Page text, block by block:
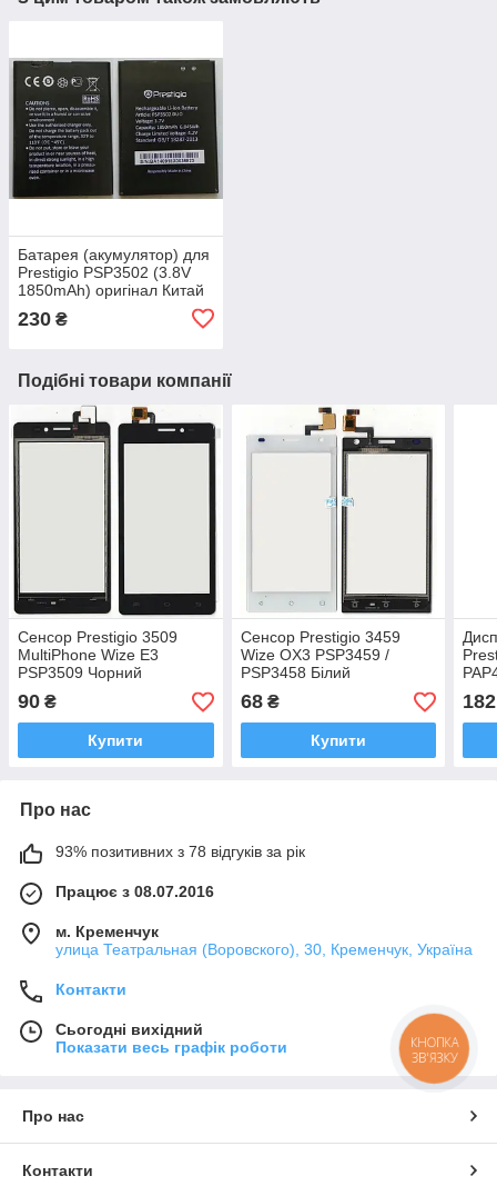
Батарея (акумулятор) для
Prestigio PSP3502 (3.8V
1850mAh) оригінал Китай
230 ₴
Подібні товари компанії
Сенсор Prestigio 3509
MultiPhone Wize E3
PSP3509 Чорний
90 ₴
Купити
Сенсор Prestigio 3459
Wize OX3 PSP3459 /
PSP3458 Білий
68₴
Купити
182
Про нас
93% позитивних з 78 відгуків за рік
Працює з 08.07.2016
м. Кременчук
улица Театральная (Воровского), 30, Кременчук, Україна
Контакти
Сьогодні вихідний
Показати весь графік роботи
Про нас
Контакти
КНОПКА
ЗВ'ЯЗКУ